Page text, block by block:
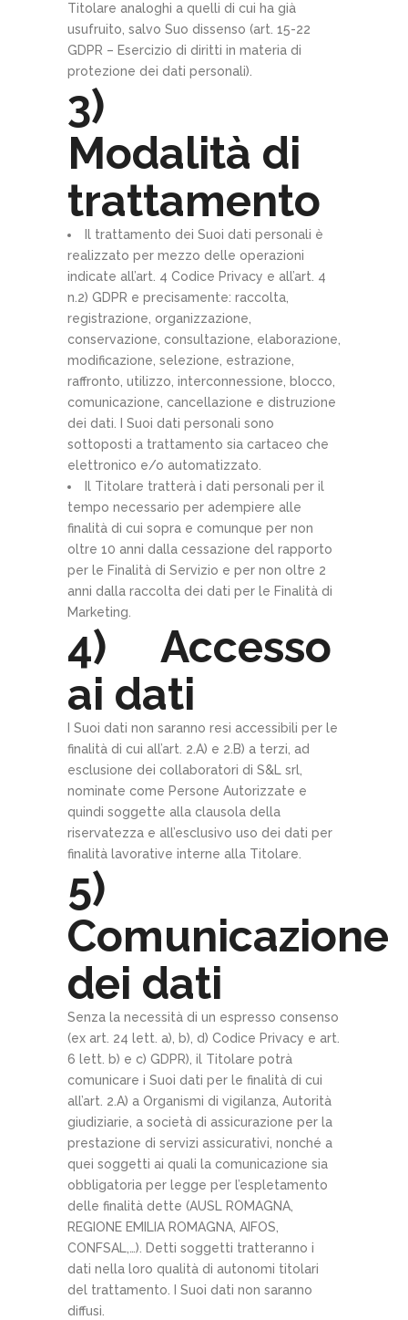
Titolare analoghi a quelli di cui ha già
usufruito, salvo Suo dissenso (art. 15-22
GDPR – Esercizio di diritti in materia di
protezione dei dati personali).
3)
Modalità di
trattamento
Il trattamento dei Suoi dati personali è
realizzato per mezzo delle operazioni
indicate all’art. 4 Codice Privacy e all’art. 4
n.2) GDPR e precisamente: raccolta,
registrazione, organizzazione,
conservazione, consultazione, elaborazione,
modificazione, selezione, estrazione,
raffronto, utilizzo, interconnessione, blocco,
comunicazione, cancellazione e distruzione
dei dati. I Suoi dati personali sono
sottoposti a trattamento sia cartaceo che
elettronico e/o automatizzato.
Il Titolare tratterà i dati personali per il
tempo necessario per adempiere alle
finalità di cui sopra e comunque per non
oltre 10 anni dalla cessazione del rapporto
per le Finalità di Servizio e per non oltre 2
anni dalla raccolta dei dati per le Finalità di
Marketing.
4) Accesso
ai dati
I Suoi dati non saranno resi accessibili per le
finalità di cui all’art. 2.A) e 2.B) a terzi, ad
esclusione dei collaboratori di S&L srl,
nominate come Persone Autorizzate e
quindi soggette alla clausola della
riservatezza e all’esclusivo uso dei dati per
finalità lavorative interne alla Titolare.
5)
Comunicazione
dei dati
Senza la necessità di un espresso consenso
(ex art. 24 lett. a), b), d) Codice Privacy e art.
6 lett. b) e c) GDPR), il Titolare potrà
comunicare i Suoi dati per le finalità di cui
all’art. 2.A) a Organismi di vigilanza, Autorità
giudiziarie, a società di assicurazione per la
prestazione di servizi assicurativi, nonché a
quei soggetti ai quali la comunicazione sia
obbligatoria per legge per l’espletamento
delle finalità dette (AUSL ROMAGNA,
REGIONE EMILIA ROMAGNA, AIFOS,
CONFSAL,…). Detti soggetti tratteranno i
dati nella loro qualità di autonomi titolari
del trattamento. I Suoi dati non saranno
diffusi.